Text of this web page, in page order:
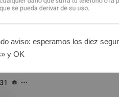
aviso: esperamos los diez
y OK